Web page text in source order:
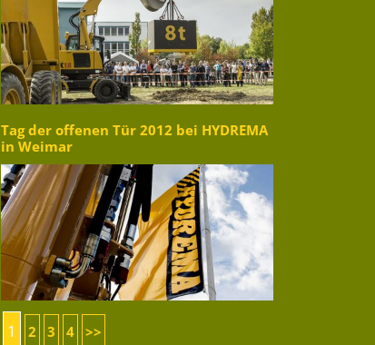
Tag der offenen Tür 2012 bei HYDREMA
in Weimar
1 2 3 4 >>